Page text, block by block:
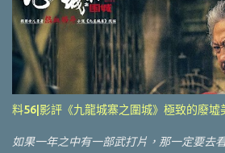
料56|影評《九龍城寨之圍城》極致的廢墟
如果一年之中有一部武打片，那一定要去